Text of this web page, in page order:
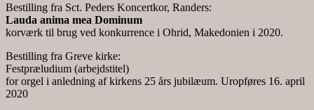
Bestilling fra Sct. Peders Koncertkor, Randers:
Lauda anima mea Dominum
korværk til brug ved konkurrence i Ohrid, Makedonien i 2020.
Bestilling fra Greve kirke:
Festpræludium (arbejdstitel)
for orgel i anledning af kirkens 25 års jubilæum. Uropføres 16. april
2020